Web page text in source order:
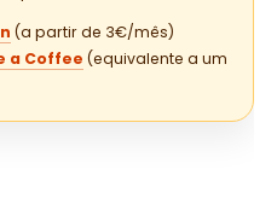
(a partir de 3€/mês)
a Coffee (equivalente a um